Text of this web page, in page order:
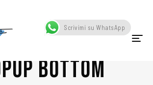
BOTTOM
Scrivimi su WhatsApp